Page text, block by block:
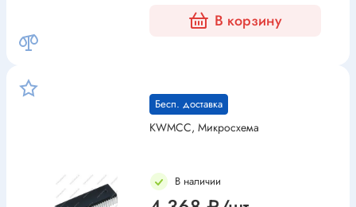
В корзину
Бесп. доставка
KWMCC, Микросхема
В наличии